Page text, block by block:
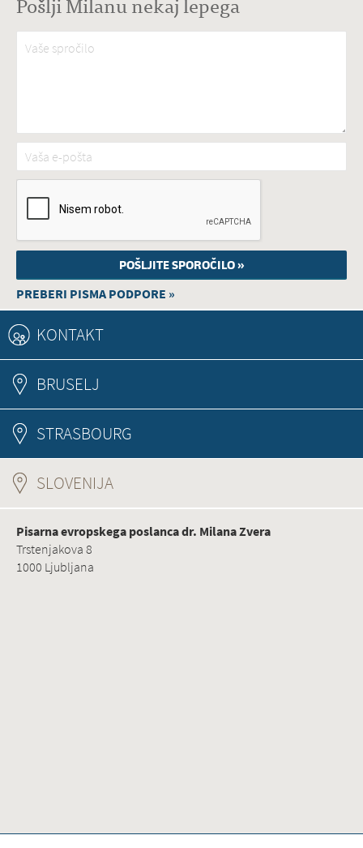
Vaše spročilo*
Vaša e-pošta*
PREBERI PISMA PODPORE »
KONTAKT
BRUSELJ
STRASBOURG
SLOVENIJA
Pisarna evropskega poslanca dr. Milana Zvera
Trstenjakova 8
1000 Ljubljana